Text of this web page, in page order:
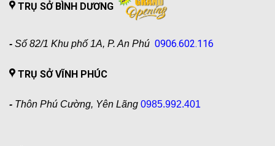
TRỤ SỞ BÌNH DƯƠNG
- Số 82/1 Khu phố 1A, P. An Phú 0906.602.116
TRỤ SỞ VĨNH PHÚC
- Thôn Phú Cường, Yên Lãng 0985.992.401